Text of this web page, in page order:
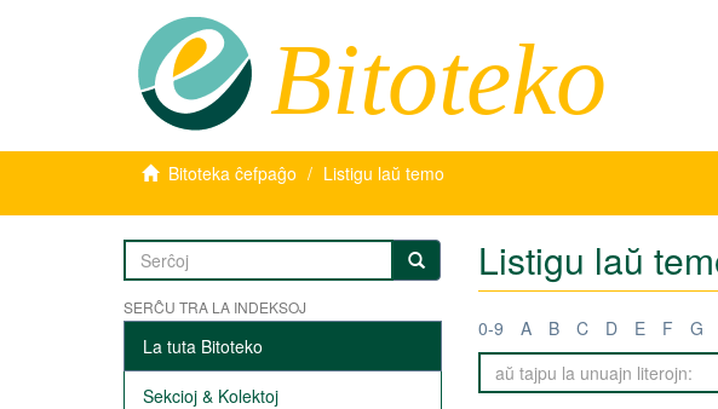
Bitoteko
Bitoteka ĉefpaĝo Listigu laŭ temo
SERĈU TRA LA INDEKSOJ
La tuta Bitoteko
Sekcioj & Kolektoj
Listigu laŭ
0-9 A B C D E F G